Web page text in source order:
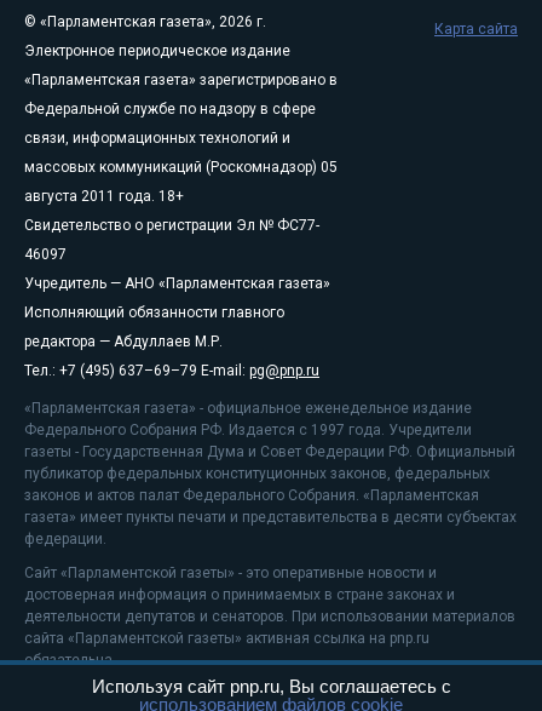
© «Парламентская газета», 2026 г.
Электронное периодическое издание
«Парламентская газета» зарегистрировано в
Федеральной службе по надзору в сфере
связи, информационных технологий и
массовых коммуникаций (Роскомнадзор) 05
августа 2011 года. 18+
Свидетельство о регистрации Эл № ФС77-
46097
Учредитель — АНО «Парламентская газета»
Исполняющий обязанности главного
редактора — Абдуллаев М.Р.
Тел.: +7 (495) 637–69–79 E-mail: pg@pnp.ru
«Парламентская газета» - официальное еженедельное издание
Федерального Собрания РФ. Издается с 1997 года. Учредители
газеты - Государственная Дума и Совет Федерации РФ. Официальный
публикатор федеральных конституционных законов, федеральных
законов и актов палат Федерального Собрания. «Парламентская
газета» имеет пункты печати и представительства в десяти субъектах
федерации.
Сайт «Парламентской газеты» - это оперативные новости и
достоверная информация о принимаемых в стране законах и
деятельности депутатов и сенаторов. При использовании материалов
сайта «Парламентской газеты» активная ссылка на pnp.ru
обязательна.
На информационном ресурсе применяютсярекомендательные
Карта сайта
Используя сайт pnp.ru, Вы соглашаетесь с
использованием файлов cookie